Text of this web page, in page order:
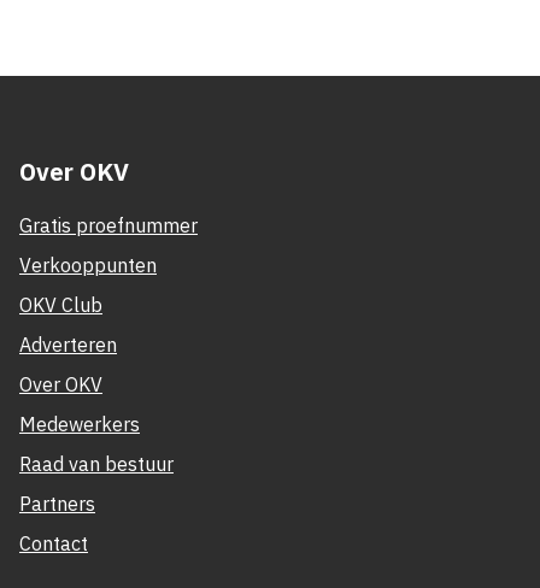
Over OKV
Gratis proefnummer
Verkooppunten
OKV Club
Adverteren
Over OKV
Medewerkers
Raad van bestuur
Partners
Contact